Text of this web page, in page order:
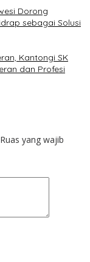
Dorong
sebagai Solusi
Kantongi SK
dan Profesi
Ruas yang wajib